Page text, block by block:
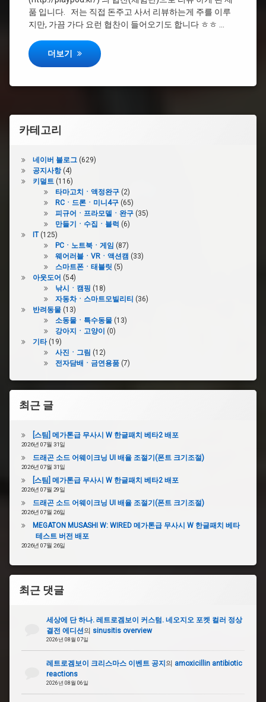
품 입니다. 저는 직접 돈주고 사서 리뷰하는게 주를 이루
지만, 가끔 가다 요런 협찬이 들어오기도 합니다 ㅎㅎ …
[리뷰] JUUL 충전 케이스 The GEM
더보기
카테고리
네이버 블로그 (629)
공지사항(4)
키덜트 (116)
타마고치ㆍ액정완구(2)
RCㆍ드론ㆍ미니4구(65)
피규어ㆍ프라모델ㆍ완구(35)
만들기ㆍ수집ㆍ블럭 (6)
IT(125)
PCㆍ노트북ㆍ게임 (87)
웨어러블ㆍVRㆍ액션캠 (33)
스마트폰ㆍ태블릿 (5)
아웃도어 (54)
낚시ㆍ캠핑 (18)
자동차ㆍ스마트모빌리티 (36)
반려동물(13)
소동물ㆍ특수동물(13)
강아지ㆍ고양이 (0)
기타(19)
사진ㆍ그림 (12)
전자담배ㆍ금연용품(7)
최근 글
[스팀] 메가톤급 무사시 W 한글패치 베타2 배포
2026년 07월 31일
드래곤 소드 어웨이크닝 UI 배율 조절기(폰트 크기조절)
2026년 07월 31일
[스팀] 메가톤급 무사시 W 한글패치 베타2 배포
2026년 07월 29일
드래곤 소드 어웨이크닝 UI 배율 조절기(폰트 크기조절)
2026년 07월 26일
MEGATON MUSASHI W: WIRED 메가톤급 무사시 W 한글패치 베타
테스트 버전 배포
2026년 07월 26일
최근 댓글
세상에 단 하나. 레트로겜보이 커스텀. 네오지오 포켓 컬러 정상
결전 에디션의 sinusitis overview
2026년 08월 07일
레트로겜보이 크리스마스 이벤트 공지의 amoxicillin antibiotic
reactions
2026년 08월 06일